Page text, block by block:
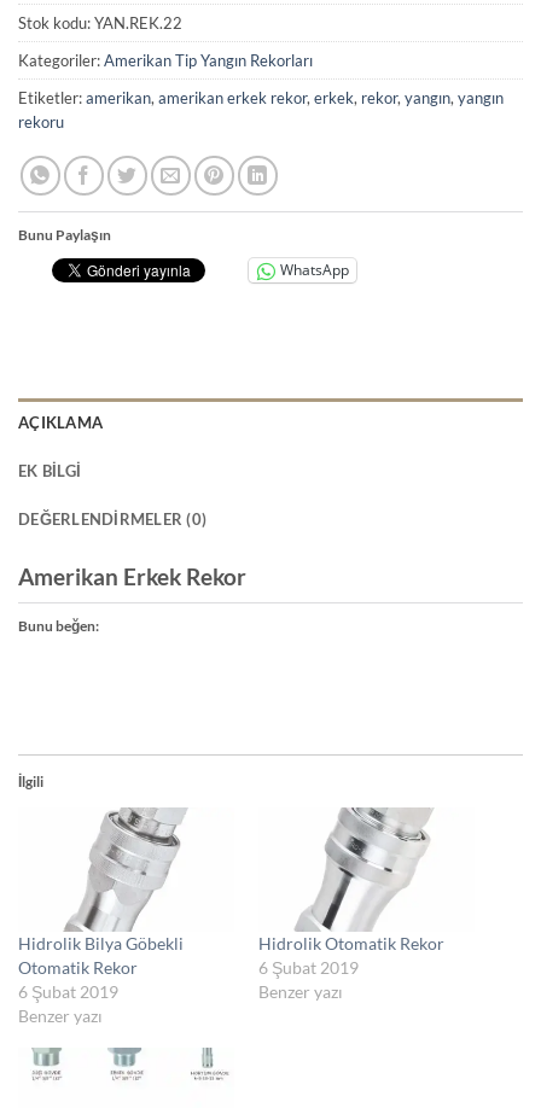
Stok kodu:YAN.REK.22
Kategoriler:Amerikan Tip Yangın Rekorları
Etiketler:amerikan, amerikan erkek rekor, erkek, rekor, yangın, yangın
rekoru
Bunu Paylaşın
WhatsApp
AÇIKLAMA
EK BILGI
DEĞERLENDIRMELER (0)
Amerikan Erkek Rekor
Bunu beğen:
İlgili
Hidrolik Bilya Göbekli
Otomatik Rekor
6 Şubat 2019
Benzer yazı
Hidrolik Otomatik Rekor
6 Şubat 2019
Benzer yazı